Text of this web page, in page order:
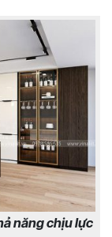
năng chịu lực